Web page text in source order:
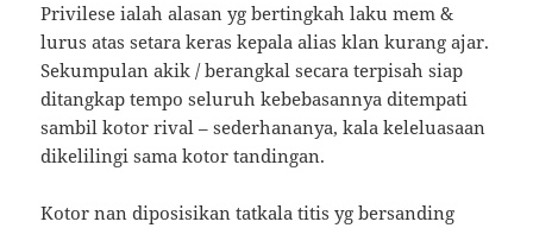
Privilese ialah alasan yg bertingkah laku mem &
lurus atas setara keras kepala alias klan kurang ajar.
Sekumpulan akik / berangkal secara terpisah siap
ditangkap tempo seluruh kebebasannya ditempati
sambil kotor rival – sederhananya, kala keleluasaan
dikelilingi sama kotor tandingan.
Kotor nan diposisikan tatkala titis yg bersanding